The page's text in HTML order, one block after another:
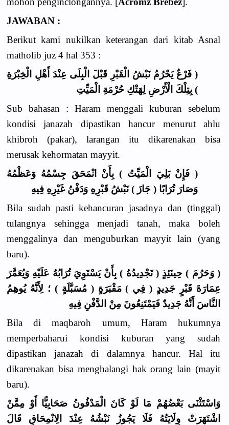
JAWABAN :
Berikut kami nukilkan keterangan dari kitab Asnal
matholib juz 4 hal 353 :
( فَرْعٌ يَحْرُمُ نَبْشُ الْقَبْرِ قَبْلَ الْبِلَى عِنْدَ أَهْلِ الْخِبْرَةِ
) بِتِلْكَ الْأَرْضِ لِهَتْكِ حُرْمَةِ الْمَيِّتِ
Sub bahasan : Haram menggali kuburan sebelum
kondisi janazah dipastikan hancur menurut ahlu
khibroh (pakar), larangan itu dikarenakan bisa
merusak kehormatan mayyit.
( فَإِنْ بَلِيَ الْمَيِّتُ ) بِأَنْ انْمَحَقَ جِسْمُهُ وَعَظْمُهُ
وَصَارَ تُرَابًا ( جَازَ ) نَبْشُ قَبْرِهِ وَدَفْنُ غَيْرِهِ فِيهِ
Bila sudah pasti kehancuran jasadnya dan (tinggal)
tulangnya sehingga menjadi tanah, maka boleh
menggalinya dan menguburkan mayyit lain (yang
baru).
( وَحَرُمَ ) حِينَئِذٍ ( تَجْدِيدُهُ ) بِأَنْ يَسْتَوِيَ تُرَابُهُ عَلَيْهِ وَيُعَمَّرَ
عِمَارَةَ قَبْرٍ جَدِيدٍ ( فِي ) مَقْبَرَةٍ ( مُسَبَّلَةٍ ) ؛ لِأَنَّهُ يُوهِمُ
النَّاسَ أَنَّهُ جَدِيدٌ فَيَمْتَنِعُونَ مِنْ الدَّفْنِ فِيهِ
Bila di maqbaroh umum, Haram hukumnya
memperbaharui kondisi kuburan yang sudah
dipastikan janazah di dalamnya hancur. Hal itu
dikarenakan bisa menghalangi hak orang lain (mayit
baru).
وَاسْتَثْنَى بَعْضُهُمْ مَا لَوْ كَانَ الْمَدْفُونُ صَحَابِيًّا أَوْ مِمَّنْ
اشْتَهَرَتْ وِلَايَتُهُ فَلَا يَجُوزُ نَبْشُهُ عِنْدَ الِانْمِحَاقِ قَالَ